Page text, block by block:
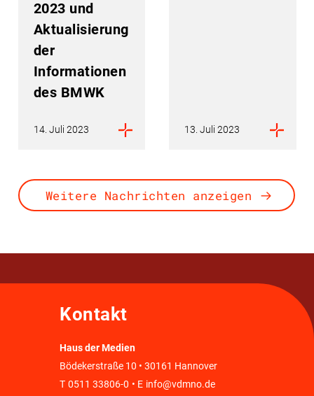
2023 und
Aktualisierung
der
Informationen
des BMWK
14. Juli 2023 13. Juli 2023
Weitere Nachrichten anzeigen
Kontakt
Haus der Medien
Bödekerstraße 10 • 30161 Hannover
T 0511 33806-0 • E info@vdmno.de